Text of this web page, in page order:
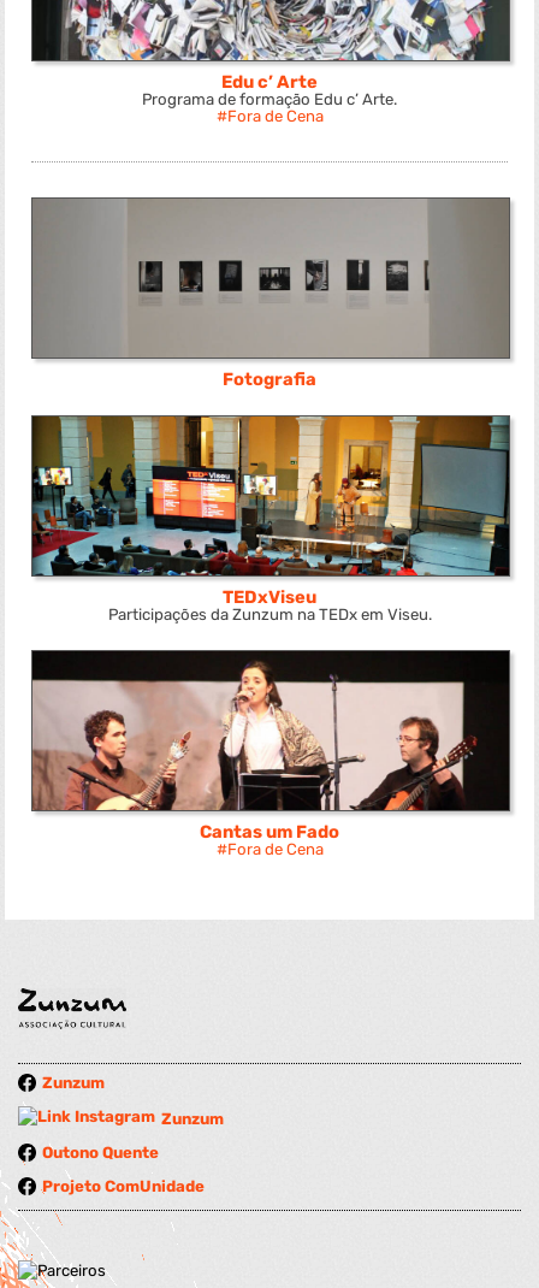
Edu c’ Arte
Programa de formação Edu c’ Arte.
Fora de Cena
Fotografia
TEDxViseu
Participações da Zunzum na TEDx em Viseu.
Cantas um Fado
Fora de Cena
Zunzum
Zunzum
Outono Quente
Projeto ComUnidade